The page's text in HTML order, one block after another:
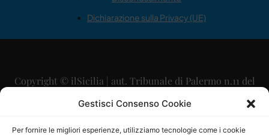
Gestisci Consenso Cookie
Per fornire le migliori esperienze, utilizziamo tecnologie come i cookie
Dichiarazione sulla Privacy (UE)
Copyright © ilSicilia | aut. Tribunale di Palermo n.11 del
29/09/2015